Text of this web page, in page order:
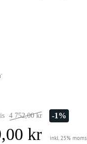
4 752,00 kr -1%
kr inkl. 25% moms